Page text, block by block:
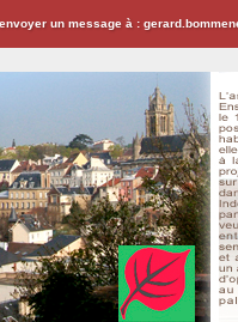
un message à :